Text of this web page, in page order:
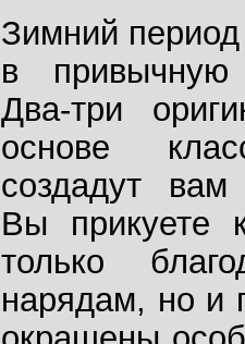
Зимний период
в привычную
Два-три
основе
создадут вам
Вы прикуете
только
нарядам, но и